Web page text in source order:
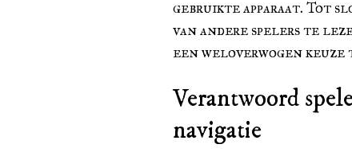
gebruikte apparaat. Tot
van andere spelers te
een weloverwogen keuze
Verantwoord
navigatie